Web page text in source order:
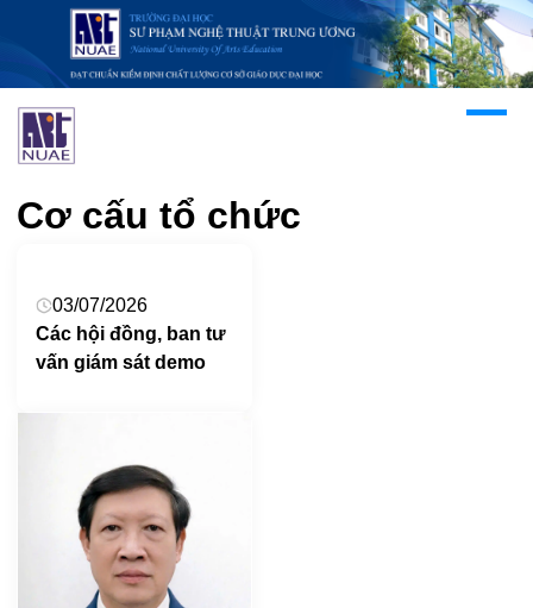
Cơ cấu tổ chức
03/07/2026
Các hội đồng, ban tư
vấn giám sát demo